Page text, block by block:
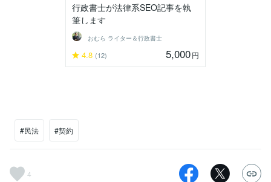
行政書士が法律系SEO記事を執
筆します
おむら ライター＆行政書士
4.8 (12) 5,000円
#民法 #契約
4